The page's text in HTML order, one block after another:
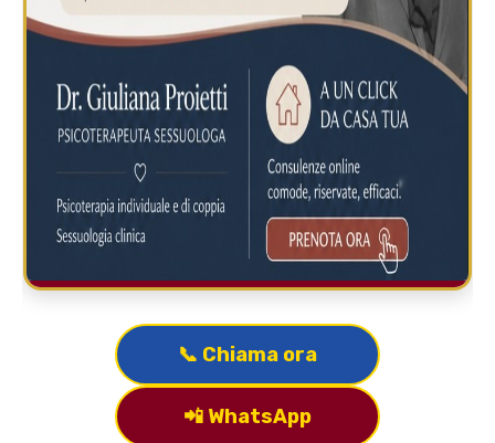
📞 Chiama ora
📲 WhatsApp